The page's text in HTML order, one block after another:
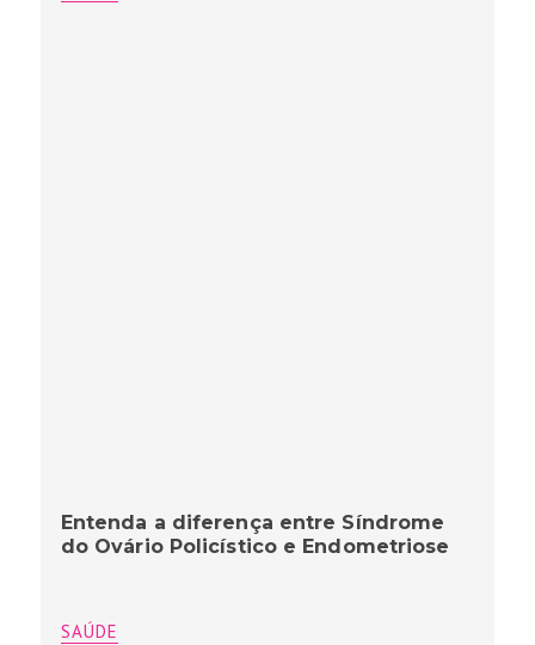
Entenda a diferença entre Síndrome
do Ovário Policístico e Endometriose
SAÚDE